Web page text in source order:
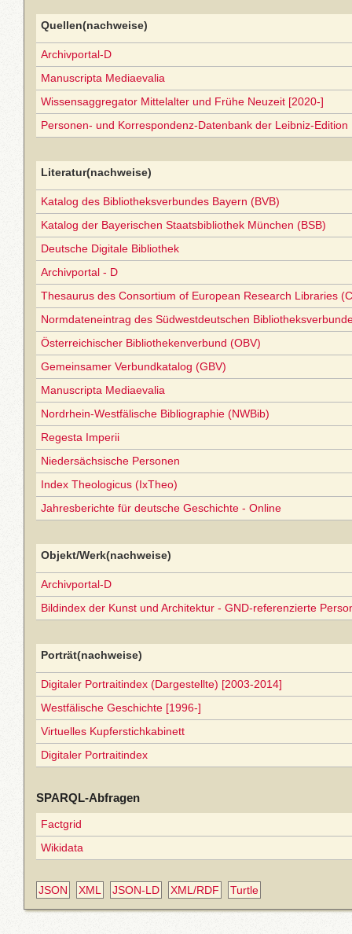
Quellen(nachweise)
Archivportal-D
Manuscripta Mediaevalia
Wissensaggregator Mittelalter und Frühe Neuzeit [2020-]
Personen- und Korrespondenz-Datenbank der Leibniz-Edition
Literatur(nachweise)
Katalog des Bibliotheksverbundes Bayern (BVB)
Katalog der Bayerischen Staatsbibliothek München (BSB)
Deutsche Digitale Bibliothek
Archivportal - D
Thesaurus des Consortium of European Research Libraries
Normdateneintrag des Südwestdeutschen
Österreichischer Bibliothekenverbund (OBV)
Gemeinsamer Verbundkatalog (GBV)
Manuscripta Mediaevalia
Nordrhein-Westfälische Bibliographie (NWBib)
Regesta Imperii
Niedersächsische Personen
Index Theologicus (IxTheo)
Jahresberichte für deutsche Geschichte - Online
Objekt/Werk(nachweise)
Archivportal-D
Bildindex der Kunst und Architektur - GND-referenzierte
Porträt(nachweise)
Digitaler Portraitindex (Dargestellte) [2003-2014]
Westfälische Geschichte [1996-]
Virtuelles Kupferstichkabinett
Digitaler Portraitindex
SPARQL-Abfragen
Factgrid
Wikidata
JSON XML JSON-LD XML/RDF Turtle